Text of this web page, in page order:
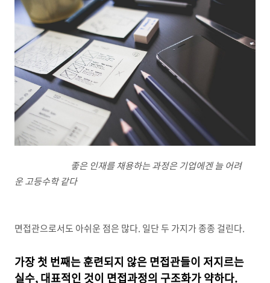
좋은 인재를 채용하는 과정은기업에겐 늘 어려
운고등수학 같다
면접관으로서도 아쉬운 점은 많다. 일단 두 가지가 종종 걸린다.
가장 첫 번째는 훈련되지 않은 면접관들이 저지르는
실수, 대표적인 것이 면접과정의 구조화가 약하다.